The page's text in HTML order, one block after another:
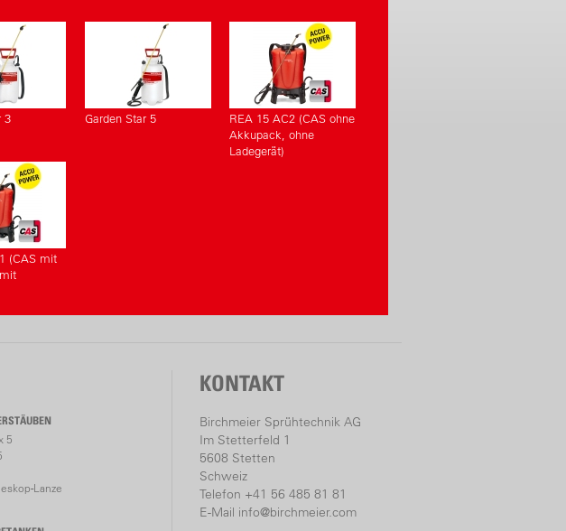
3 Garden Star 5
REA 15 AC2 (CAS ohne
Akkupack, ohne
Ladegerät)
(CAS mit
5
Lanze
KONTAKT
Birchmeier Sprühtechnik AG
Im Stetterfeld 1
5608 Stetten
Schweiz
Telefon +41 56 485 81 81
E-Mail info@birchmeier.com